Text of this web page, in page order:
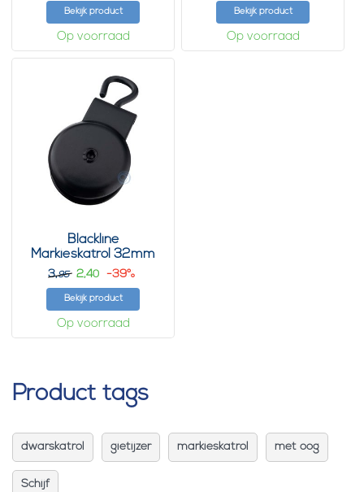
Bekijk product
Op voorraad
Bekijk product
Op voorraad
Blackline
Markieskatrol 32mm
open oog zwart
3,95 2,40 -39%
Bekijk product
Op voorraad
Product tags
dwarskatrol gietijzer markieskatrol met oog
Schijf